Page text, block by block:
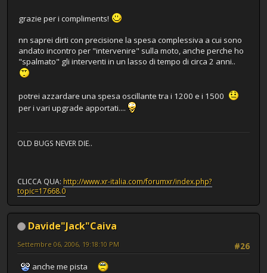
grazie per i compliments!
nn saprei dirti con precisione la spesa complessiva a cui sono
andato incontro per "intervenire" sulla moto, anche perche ho
"spalmato" gli interventi in un lasso di tempo di circa 2 anni..
potrei azzardare una spesa oscillante tra i 1200 e i 1500
per i vari upgrade apportati....
OLD BUGS NEVER DIE..
CLICCA QUA: http://www.xr-italia.com/forumxr/index.php?
topic=17668.0
Davide"Jack"Caiva
#26
Settembre 06, 2006, 19:18:10 PM
anche me pista